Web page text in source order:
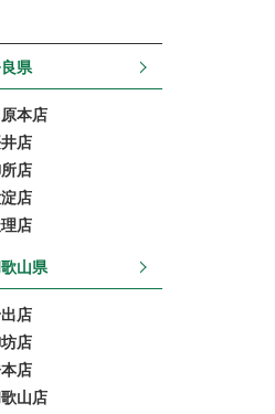
県
本店
店
店
店
店
山県
店
店
店
山店